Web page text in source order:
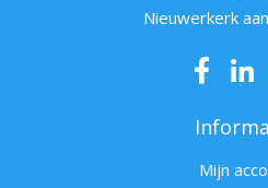
Nieuwerkerk
Mijn